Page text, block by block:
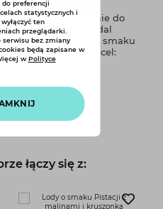
święty Graal - nie do
chociaż nadal
kwiatowym smaku
linii Mango Retro - cel:
łączy się z:
preferencji
statystycznych i
ten
przeglądarki.
serwisu bez zmiany
będą zapisane w
wPolityce